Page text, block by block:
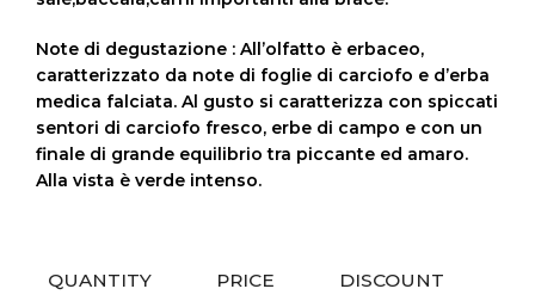
Note di degustazione : All’olfatto è erbaceo,
caratterizzato da note di foglie di carciofo e d’erba
medica falciata. Al gusto si caratterizza con spiccati
sentori di carciofo fresco, erbe di campo e con un
finale di grande equilibrio tra piccante ed amaro.
Alla vista è verde intenso.
QUANTITY PRICE DISCOUNT